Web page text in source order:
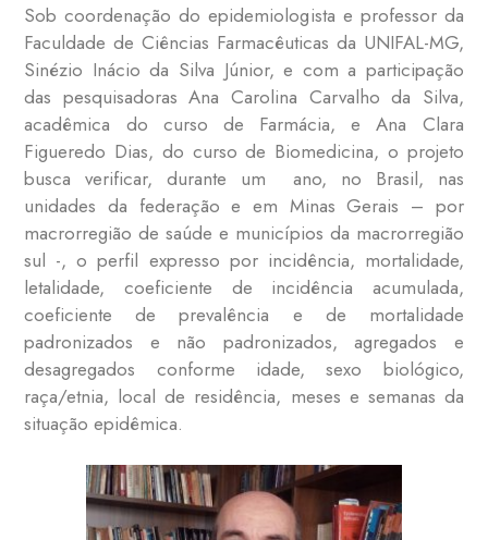
Sob coordenação do epidemiologista e professor da
Faculdade de Ciências Farmacêuticas da UNIFAL-MG,
Sinézio Inácio da Silva Júnior, e com a participação
das pesquisadoras Ana Carolina Carvalho da Silva,
acadêmica do curso de Farmácia, e Ana Clara
Figueredo Dias, do curso de Biomedicina, o projeto
busca verificar, durante umano, no Brasil, nas
unidades da federação e em Minas Gerais – por
macrorregião de saúde e municípios da macrorregião
sul -, o perfil expresso por incidência, mortalidade,
letalidade, coeficiente de incidência acumulada,
coeficiente de prevalência e de mortalidade
padronizados e não padronizados, agregados e
desagregados conforme idade, sexo biológico,
raça/etnia, local de residência, meses e semanas da
situação epidêmica.